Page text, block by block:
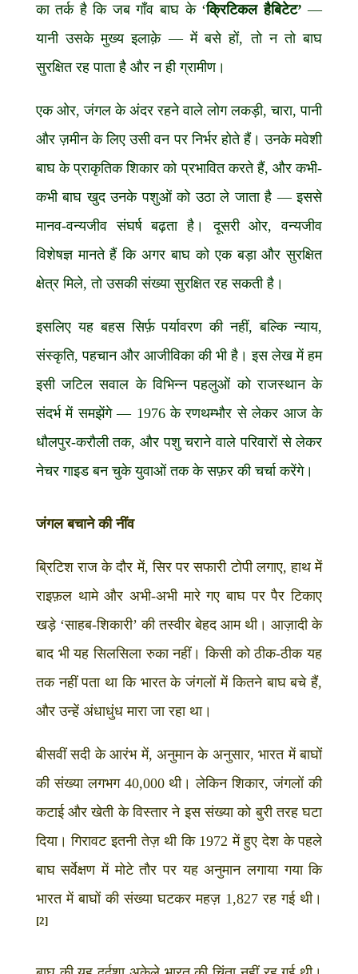
का तर्क है कि जब गाँव बाघ के ‘क्रिटिकल हैबिटेट’ —
यानी उसके मुख्य इलाक़े — में बसे हों, तो न तो बाघ
सुरक्षित रह पाता है और न ही ग्रामीण।
एक ओर, जंगल के अंदर रहने वाले लोग लकड़ी, चारा, पानी
और ज़मीन के लिए उसी वन पर निर्भर होते हैं। उनके मवेशी
बाघ के प्राकृतिक शिकार को प्रभावित करते हैं, और कभी-
कभी बाघ खुद उनके पशुओं को उठा ले जाता है — इससे
मानव-वन्यजीव संघर्ष बढ़ता है। दूसरी ओर, वन्यजीव
विशेषज्ञ मानते हैं कि अगर बाघ को एक बड़ा और सुरक्षित
क्षेत्र मिले, तो उसकी संख्या सुरक्षित रह सकती है।
इसलिए यह बहस सिर्फ़ पर्यावरण की नहीं, बल्कि न्याय,
संस्कृति, पहचान और आजीविका की भी है। इस लेख में हम
इसी जटिल सवाल के विभिन्न पहलुओं को राजस्थान के
संदर्भ में समझेंगे — 1976 के रणथम्भौर से लेकर आज के
धौलपुर-करौली तक, और पशु चराने वाले परिवारों से लेकर
नेचर गाइड बन चुके युवाओं तक के सफ़र की चर्चा करेंगे।
जंगल बचाने की नींव
ब्रिटिश राज के दौर में, सिर पर सफारी टोपी लगाए, हाथ में
राइफ़ल थामे और अभी-अभी मारे गए बाघ पर पैर टिकाए
खड़े ‘साहब-शिकारी’ की तस्वीर बेहद आम थी। आज़ादी के
बाद भी यह सिलसिला रुका नहीं। किसी को ठीक-ठीक यह
तक नहीं पता था कि भारत के जंगलों में कितने बाघ बचे हैं,
और उन्हें अंधाधुंध मारा जा रहा था।
बीसवीं सदी के आरंभ में, अनुमान के अनुसार, भारत में बाघों
की संख्या लगभग 40,000 थी। लेकिन शिकार, जंगलों की
कटाई और खेती के विस्तार ने इस संख्या को बुरी तरह घटा
दिया। गिरावट इतनी तेज़ थी कि 1972 में हुए देश के पहले
बाघ सर्वेक्षण में मोटे तौर पर यह अनुमान लगाया गया कि
भारत में बाघों की संख्या घटकर महज़ 1,827 रह गई थी।
[2]